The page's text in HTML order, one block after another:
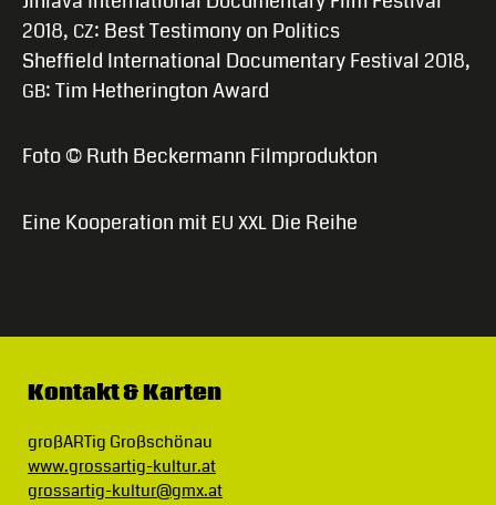
2018, CZ: Best Testimony on Politics
Sheffield International Documentary Festival 2018,
GB: Tim Hetherington Award
Foto © Ruth Beckermann Filmprodukton
Eine Kooperation mit EU XXL Die Reihe
Kontakt & Karten
großARTig Großschönau
www.grossartig-kultur.at
grossartig-kultur@gmx.at